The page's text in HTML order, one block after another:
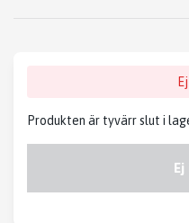
Produkten är tyvärr slut i